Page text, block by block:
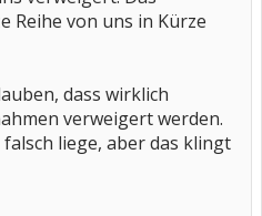
Reihe von uns in Kürze
dass wirklich
verweigert werden.
liege, aber das klingt